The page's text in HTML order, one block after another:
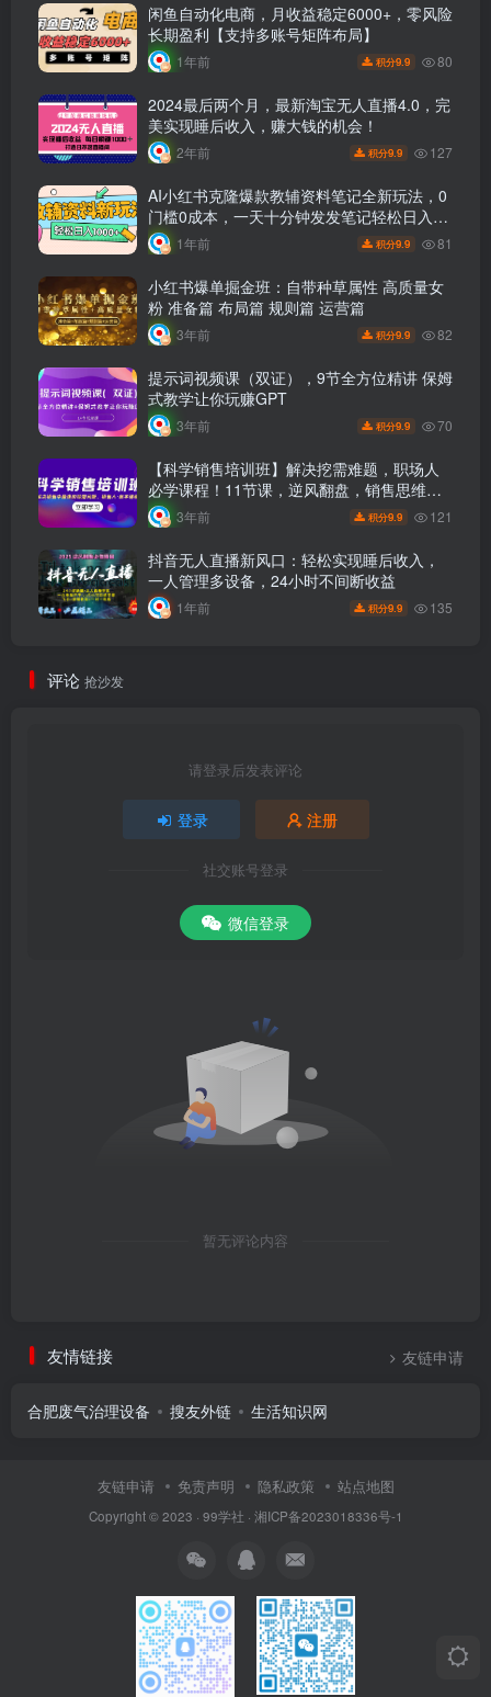
闲鱼自动化电商，月收益稳定6000+，零风险
长期盈利【支持多账号矩阵布局】
1年前 积分9.9 80
2024最后两个月，最新淘宝无人直播4.0，完
美实现睡后收入，赚大钱的机会！
2年前 积分9.9 127
AI小红书克隆爆款教辅资料笔记全新玩法，0
门槛0成本，一天十分钟发发笔记轻松日入
1000+（全新思路+附教辅资料）
1年前 积分9.9 81
小红书爆单掘金班：自带种草属性 高质量女
粉 准备篇 布局篇 规则篇 运营篇
3年前 积分9.9 82
提示词视频课（双证），9节全方位精讲 保姆
式教学让你玩赚GPT
3年前 积分9.9 70
【科学销售培训班】解决挖需难题，职场人
必学课程！11节课，逆风翻盘，销售思维引
流方法揭秘！
3年前 积分9.9 121
抖音无人直播新风口：轻松实现睡后收入，
一人管理多设备，24小时不间断收益
1年前 积分9.9 135
评论 抢沙发
请登录后发表评论
登录 注册
社交账号登录
微信登录
暂无评论内容
友情链接 友链申请
合肥废气治理设备 搜友外链 生活知识网
友链申请 免责声明 隐私政策 站点地图
Copyright © 2023 · 99学社 · 湘ICP备2023018336号-1